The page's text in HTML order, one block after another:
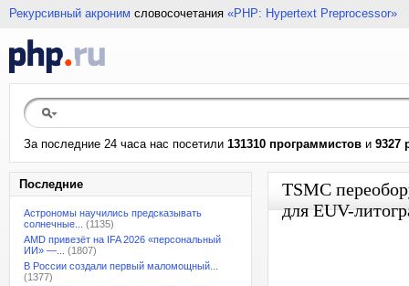
Рекурсивный акроним словосочетания «PHP: Hypertext Preprocessor»
За последние 24 часа нас посетили 131310 программистов и 9327
Последние
Астрономы научились предсказывать
солнечные...
(1135)
AMD привезёт на IFA 2026 «персональный
ИИ» —...
(1807)
В России создали первый маломощный...
(1377)
TSMC
для EUV-